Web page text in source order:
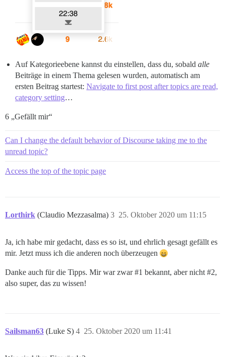
Auf Kategorieebene kannst du einstellen, dass du, sobald alle
Beiträge in einem Thema gelesen wurden, automatisch am
ersten Beitrag startest: Navigate to first post after topics are read,
category setting…
6 „Gefällt mir“
Can I change the default behavior of Discourse taking me to the
unread topic?
Access the top of the topic page
Lorthirk (Claudio Mezzasalma) 25. Oktober 2020 um 11:15
3
Ja, ich habe mir gedacht, dass es so ist, und ehrlich gesagt gefällt es
mir. Jetzt muss ich die anderen noch überzeugen
Danke auch für die Tipps. Mir war zwar#1 bekannt, aber nicht #2,
also super, das zu wissen!
Sailsman63 (Luke S) 25. Oktober 2020 um 11:41
4